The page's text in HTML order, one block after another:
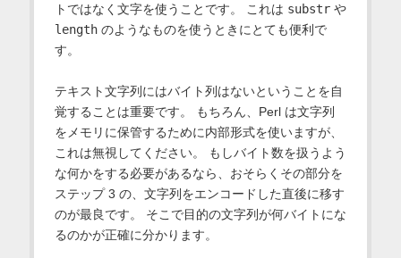
トではなく文字を使うことです。 これは substrや
lengthのようなものを使うときにとても便利で
す。
テキスト文字列にはバイト列はないということを自
覚することは重要です。 もちろん、Perl は文字列
をメモリに保管するために内部形式を使いますが、
これは無視してください。 もしバイト数を扱うよう
な何かをする必要があるなら、おそらくその部分を
ステップ 3 の、文字列をエンコードした直後に移す
のが最良です。 そこで目的の文字列が何バイトにな
るのかが正確に分かります。